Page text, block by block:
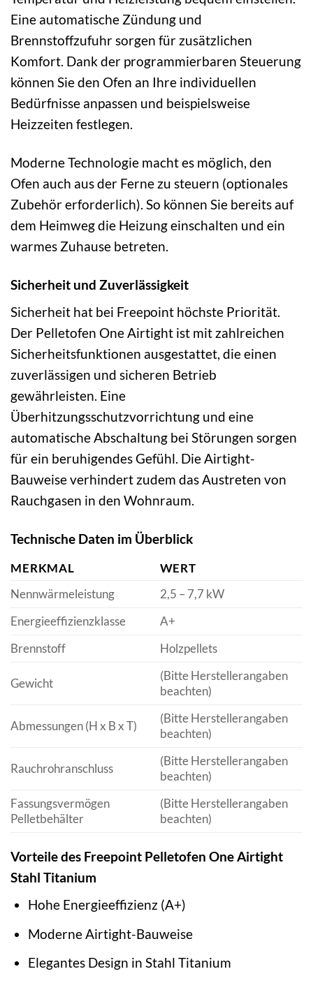
Eine automatische Zündung und
Brennstoffzufuhr sorgen für zusätzlichen
Komfort. Dank der programmierbaren Steuerung
können Sie den Ofen an Ihre individuellen
Bedürfnisse anpassen und beispielsweise
Heizzeiten festlegen.
Moderne Technologie macht es möglich, den
Ofen auch aus der Ferne zu steuern (optionales
Zubehör erforderlich). So können Sie bereits auf
dem Heimweg die Heizung einschalten und ein
warmes Zuhause betreten.
Sicherheit und Zuverlässigkeit
Sicherheit hat bei Freepoint höchste Priorität.
Der Pelletofen One Airtight ist mit zahlreichen
Sicherheitsfunktionen ausgestattet, die einen
zuverlässigen und sicheren Betrieb
gewährleisten. Eine
Überhitzungsschutzvorrichtung und eine
automatische Abschaltung bei Störungen sorgen
für ein beruhigendes Gefühl. Die Airtight-
Bauweise verhindert zudem das Austreten von
Rauchgasen in den Wohnraum.
Technische Daten im Überblick
MERKMAL
WERT
Nennwärmeleistung
2,5 – 7,7 kW
Energieeffizienzklasse
A+
Brennstoff
Holzpellets
Gewicht
(Bitte Herstellerangaben
beachten)
Abmessungen (H x B x T)
(Bitte Herstellerangaben
beachten)
Rauchrohranschluss
(Bitte Herstellerangaben
beachten)
Fassungsvermögen
Pelletbehälter
(Bitte Herstellerangaben
beachten)
Vorteile des Freepoint Pelletofen One Airtight
Stahl Titanium
Hohe Energieeffizienz (A+)
Moderne Airtight-Bauweise
Elegantes Design in Stahl Titanium